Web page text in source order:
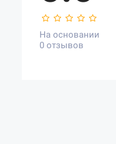
На основании
0 отзывов